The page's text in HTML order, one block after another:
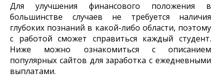
Для улучшения финансового положения в
большинстве случаев не требуется наличия
глубоких познаний в какой-либо области, поэтому
с работой сможет справиться каждый студент.
Ниже можно ознакомиться с описанием
популярных сайтов для заработка с ежедневными
выплатами.